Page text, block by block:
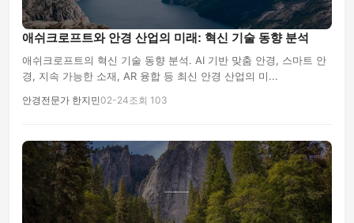
애쉬크로프트와 안경 산업의 미래: 혁신 기술 동향 분석
애쉬크로프트의 혁신 기술 동향 분석. AI 기반 맞춤 안경, 스마트 안
경, 지속 가능한 소재, AR 융합 등 최신 안경 산업의 미...
안경전문가 한지민02-24조회 103